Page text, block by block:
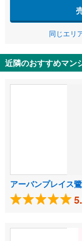
同じエリ
近隣のおすすめマン
アーバンプレイス